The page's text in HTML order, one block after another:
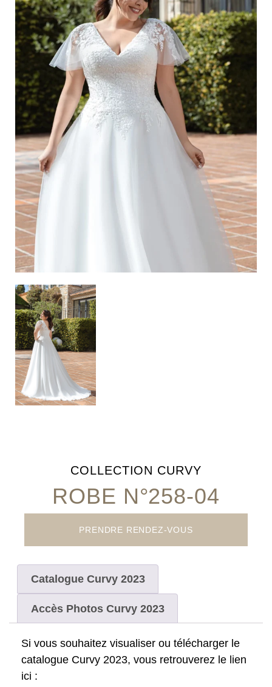
COLLECTION CURVY
ROBE N°258-04
PRENDRE RENDEZ-VOUS
Catalogue Curvy 2023
Accès Photos Curvy 2023
Si vous souhaitez visualiser ou télécharger le
catalogue Curvy 2023, vous retrouverez le lien
ici :